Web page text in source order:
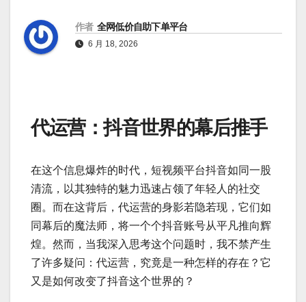
作者 全网低价自助下单平台
6 月 18, 2026
代运营：抖音世界的幕后推手
在这个信息爆炸的时代，短视频平台抖音如同一股
清流，以其独特的魅力迅速占领了年轻人的社交
圈。而在这背后，代运营的身影若隐若现，它们如
同幕后的魔法师，将一个个抖音账号从平凡推向辉
煌。然而，当我深入思考这个问题时，我不禁产生
了许多疑问：代运营，究竟是一种怎样的存在？它
又是如何改变了抖音这个世界的？